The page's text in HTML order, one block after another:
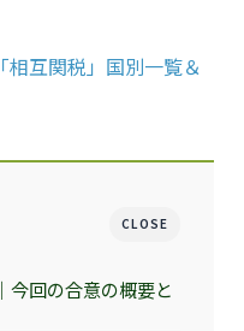
互関税」国別一覧＆
CLOSE
今回の合意の概要と